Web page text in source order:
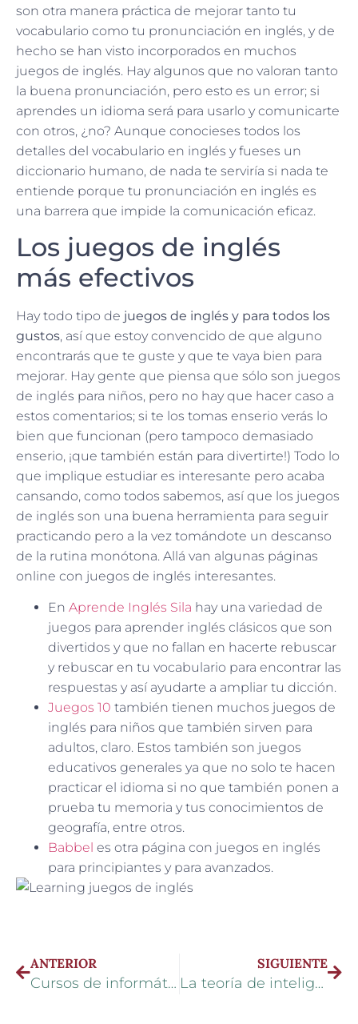
son otra manera práctica de mejorar tanto tu
vocabulario como tu pronunciación en inglés, y de
hecho se han visto incorporados en muchos
juegos de inglés. Hay algunos que no valoran tanto
la buena pronunciación, pero esto es un error; si
aprendes un idioma será para usarlo y comunicarte
con otros, ¿no? Aunque conocieses todos los
detalles del vocabulario en inglés y fueses un
diccionario humano, de nada te serviría si nada te
entiende porque tu pronunciación en inglés es
una barrera que impide la comunicación eficaz.
Los juegos de inglés
más efectivos
Hay todo tipo de juegos de inglés y para todos los
gustos, así que estoy convencido de que alguno
encontrarás que te guste y que te vaya bien para
mejorar. Hay gente que piensa que sólo son juegos
de inglés para niños, pero no hay que hacer caso a
estos comentarios; si te los tomas enserio verás lo
bien que funcionan (pero tampoco demasiado
enserio, ¡que también están para divertirte!) Todo lo
que implique estudiar es interesante pero acaba
cansando, como todos sabemos, así que los juegos
de inglés son una buena herramienta para seguir
practicando pero a la vez tomándote un descanso
de la rutina monótona. Allá van algunas páginas
online con juegos de inglés interesantes.
En Aprende Inglés Sila hay una variedad de
juegos para aprender inglés clásicos que son
divertidos y que no fallan en hacerte rebuscar
y rebuscar en tu vocabulario para encontrar las
respuestas y así ayudarte a ampliar tu dicción.
Juegos 10 también tienen muchos juegos de
inglés para niños que también sirven para
adultos, claro. Estos también son juegos
educativos generales ya que no solo te hacen
practicar el idioma si no que también ponen a
prueba tu memoria y tus conocimientos de
geografía, entre otros.
Babbel es otra página con juegos en inglés
para principiantes y para avanzados.
ANTERIOR
Cursos de informática básica online
SIGUIENTE
La teoría de inteligencias múltiples